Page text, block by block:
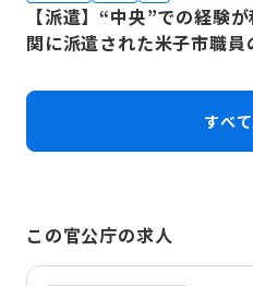
【派遣】“中央”での経験
関に派遣された米子市職員
すべ
この官公庁の求人